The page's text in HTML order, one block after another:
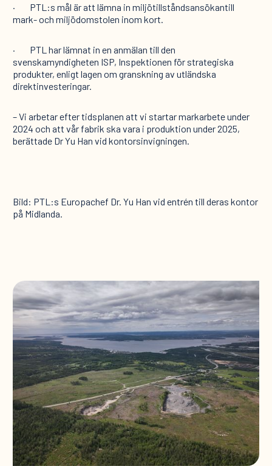
· PTL:s mål är att lämna in miljötillståndsansökantill
mark- och miljödomstolen inom kort.
· PTL har lämnat in en anmälan till den
svenskamyndigheten ISP, Inspektionen för strategiska
produkter, enligt lagen om granskning av utländska
direktinvesteringar.
– Vi arbetar efter tidsplanen att vi startar markarbete under
2024 och att vår fabrik ska vara i produktion under 2025,
berättade Dr Yu Han vid kontorsinvigningen.
Bild: PTL:s Europachef Dr. Yu Han vid entrén till deras kontor
på Midlanda.